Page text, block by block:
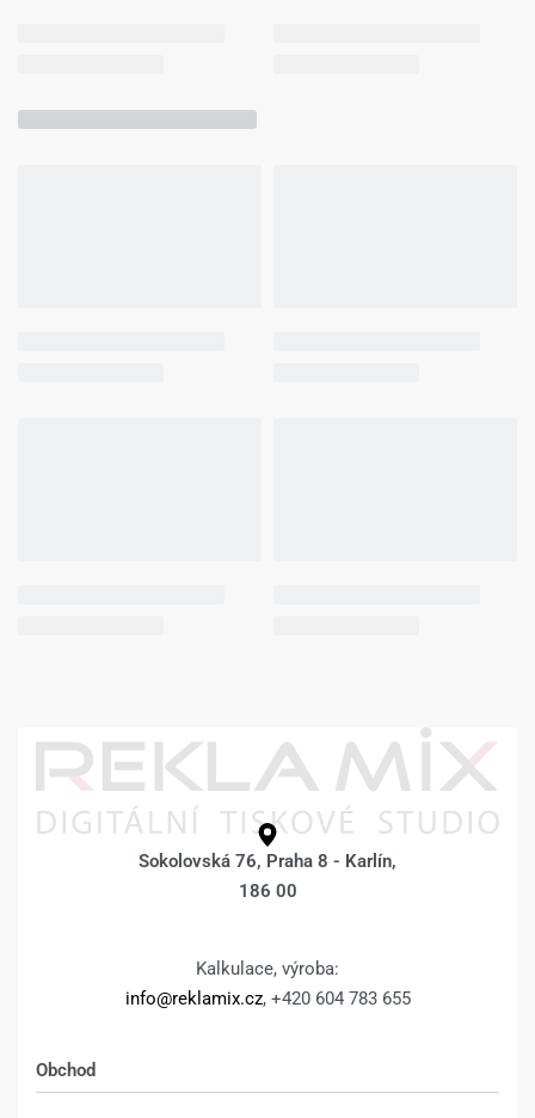
Sokolovská 76, Praha 8 - Karlín,
186 00
Kalkulace, výroba:
info@reklamix.cz, +420 604 783 655
Obchod